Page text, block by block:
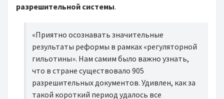
разрешительной системы.
«Приятно осознавать значительные
результаты реформы в рамках «регуляторной
гильотины». Нам самим было важно узнать,
что в стране существовало 905
разрешительных документов. Удивлен, как за
такой короткий период удалось все